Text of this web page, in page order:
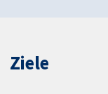
Ziele